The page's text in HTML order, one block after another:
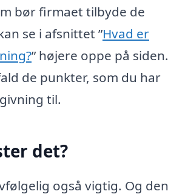
bør firmaet tilbyde de
se i afsnittet ”Hvad er
” højere oppe på siden.
de punkter, som du har
til.
det?
også vigtig. Og den